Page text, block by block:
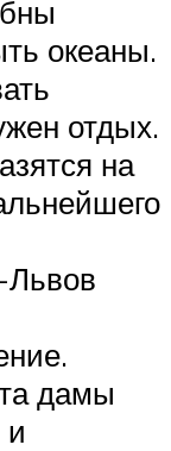
океаны.
отдых.
на
дамы
и